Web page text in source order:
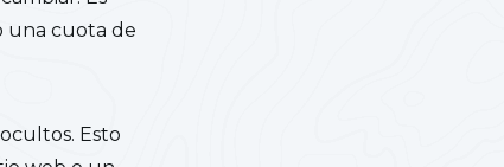
una cuota de
Esto